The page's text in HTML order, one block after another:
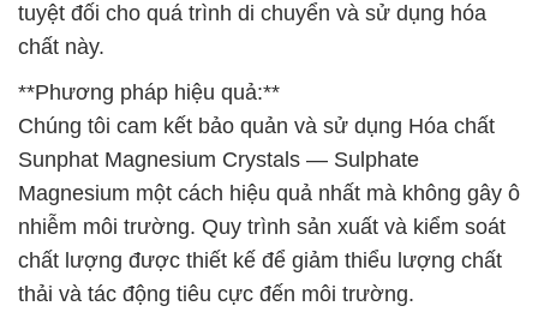
tuyệt đối cho quá trình di chuyển và sử dụng hóa
chất này.
**Phương pháp hiệu quả:**
Chúng tôi cam kết bảo quản và sử dụng Hóa chất
Sunphat Magnesium Crystals — Sulphate
Magnesium một cách hiệu quả nhất mà không gây ô
nhiễm môi trường. Quy trình sản xuất và kiểm soát
chất lượng được thiết kế để giảm thiểu lượng chất
thải và tác động tiêu cực đến môi trường.